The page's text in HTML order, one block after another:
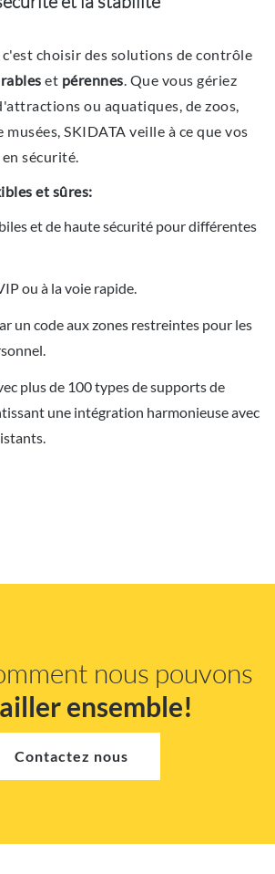
choisir des solutions de contrôle
et pérennes. Que vous gériez
ou aquatiques, de zoos,
SKIDATA veille à ce que vos
sécurité.
et sûres:
et de haute sécurité pour différentes
ou à la voie rapide.
un code aux zones restreintes pour les
plus de 100 types de supports de
une intégration harmonieuse avec
nous pouvons
ensemble!
Contactez nous